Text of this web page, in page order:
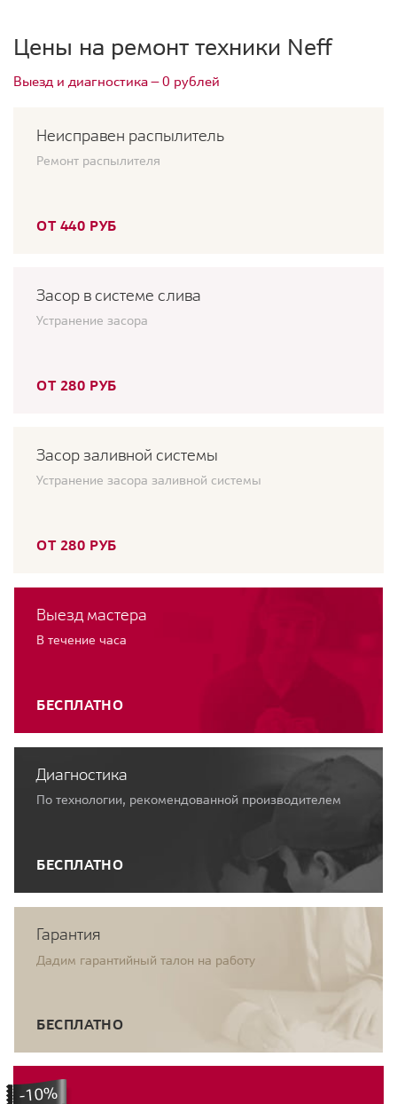
Цены на ремонт техники Neff
Выезд и диагностика — 0 рублей
Неисправен распылитель
Ремонт распылителя
ОТ 440 РУБ
Засор в системе слива
Устранение засора
ОТ 280 РУБ
Засор заливной системы
Устранение засора заливной системы
ОТ 280 РУБ
Выезд мастера
В течение часа
БЕСПЛАТНО
Диагностика
По технологии, рекомендованной производителем
БЕСПЛАТНО
Гарантия
Дадим гарантийный талон на работу
БЕСПЛАТНО